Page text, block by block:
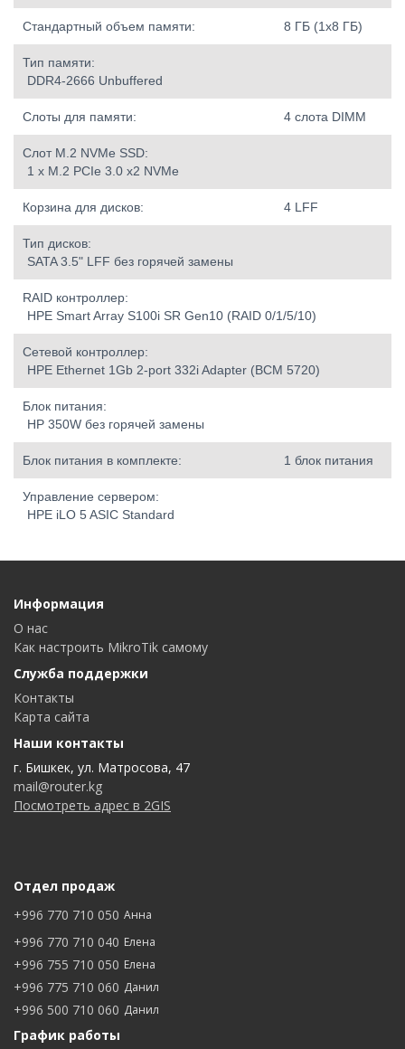
Стандартный объем памяти: 8 ГБ (1х8 ГБ)
Тип памяти:
DDR4-2666 Unbuffered
Слоты для памяти: 4 слота DIMM
Слот M.2 NVMe SSD:
1 x M.2 PCIe 3.0 x2 NVMe
Корзина для дисков: 4 LFF
Тип дисков:
SATA 3.5" LFF без горячей замены
RAID контроллер:
HPE Smart Array S100i SR Gen10 (RAID 0/1/5/10)
Сетевой контроллер:
HPE Ethernet 1Gb 2-port 332i Adapter (BCM 5720)
Блок питания:
HP 350W без горячей замены
Блок питания в комплекте: 1 блок питания
Управление сервером:
HPE iLO 5 ASIC Standard
Информация
О нас
Как настроить MikroTik самому
Служба поддержки
Контакты
Карта сайта
Наши контакты
г. Бишкек, ул. Матросова, 47
mail@router.kg
Посмотреть адрес в 2GIS
Отдел продаж
+996 770 710 050 Анна
+996 770 710 040 Елена
+996 755 710 050 Елена
+996 775 710 060 Данил
+996 500 710 060 Данил
График работы